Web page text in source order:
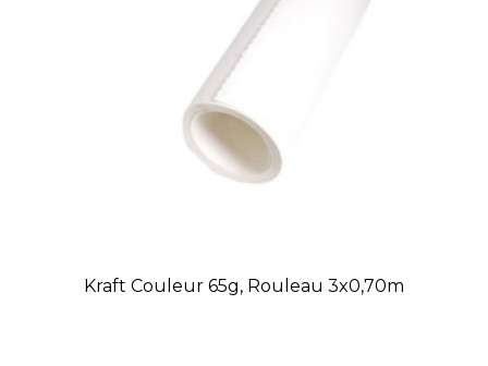
Kraft Couleur 65g, Rouleau 3x0,70m